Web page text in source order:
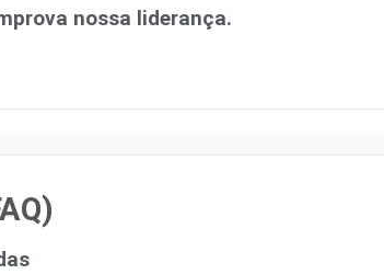
nossa liderança.